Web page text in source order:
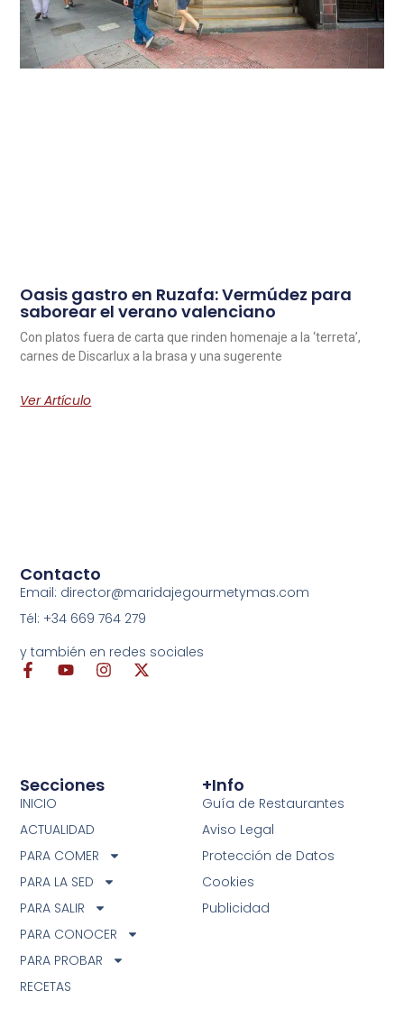
Oasis gastro en Ruzafa: Vermúdez para
saborear el verano valenciano
Con platos fuera de carta que rinden homenaje a la ‘terreta’,
carnes de Discarlux a la brasa y una sugerente
Ver Artículo
+info
Guía de Restaurantes
Aviso Legal
Protección de Datos
Cookies
Publicidad
Secciones
INICIO
ACTUALIDAD
PARA COMER
PARA LA SED
PARA SALIR
PARA CONOCER
PARA PROBAR
RECETAS
Contacto
Email: director@maridajegourmetymas.com
Tél: +34 669 764 279
y también en redes sociales